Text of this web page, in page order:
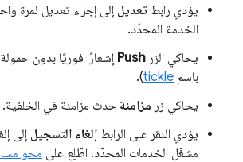
يؤدي رابط تعديل إلى إجراء تعديل لمرة
الخدمة المحدّد.
يحاكي الزر Push إشعارًا فوريًا بدون
باسم tickle
).
يحاكي زر مزامنة حدث مزامنة في الخلفية.
يؤدي النقر على الرابط إلغاء التسجيل إلى
مشغّل الخدمات المحدّد. اطّلِع على محو